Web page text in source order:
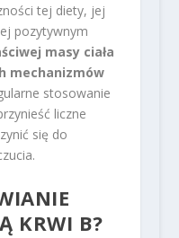
tej diety, jej
pozytywnym
masy ciała
mechanizmów
stosowanie
liczne
się do
KRWI B?